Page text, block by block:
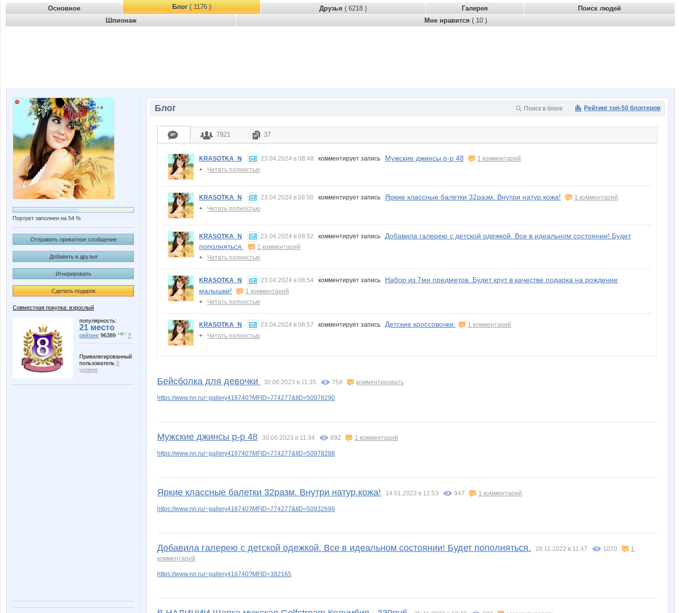
Основное Блог( 1176 ) Друзья ( 6218 ) Галерея
Поиск людей
Шпионаж
Мне нравится ( 10 )
Портрет заполнен на 54 %
Отправить приватное сообщение
Добавить в друзья
Игнорировать
Сделать подарок
Совместная покупка: взрослый
популярность:
21 место
рейтинг 96389 +41 ↑ ?
Привилегированный
пользователь 8
уровня
Рейтинг топ-50 блоггеров
Блог
7921 37
KRASOTKA_N 23.04.2024 в 08:48 комментирует запись Мужские джинсы р-р 48
1 комментарий
+ Читать полностью
KRASOTKA_N 23.04.2024 в 08:50 комментирует запись Яркие классные балетки 32разм. Внутри натур.кожа!
1 комментарий
+ Читать полностью
KRASOTKA_N 23.04.2024 в 08:52 комментирует запись Добавила галерею с детской одежкой. Все в идеальном состоянии! Будет
пополняться.
1 комментарий
+ Читать полностью
KRASOTKA_N 23.04.2024 в 08:54 комментирует запись Набор из 7ми предметов. Будет крут в качестве подарка на рождение
малышки!
1 комментарий
+ Читать полностью
KRASOTKA_N 23.04.2024 в 08:57 комментирует запись Детские кроссовочки
1 комментарий
+ Читать полностью
Бейсболка для девочки 30.06.2023 в 11:35 754 комментировать
https://www.nn.ru/~gallery416740?MFID=774277&IID=50978290
Мужские джинсы р-р 48 30.06.2023 в 11:34 692 1 комментарий
https://www.nn.ru/~gallery416740?MFID=774277&IID=50978288
Яркие классные балетки 32разм. Внутри натур.кожа! 14.01.2023 в 12:53 947 1 комментарий
https://www.nn.ru/~gallery416740?MFID=774277&IID=50932699
Добавила галерею с детской одежкой. Все в идеальном состоянии! Будет пополняться. 28.11.2022 в 11:47 1070
1
комментарий
https://www.nn.ru/~gallery416740?MFID=382165